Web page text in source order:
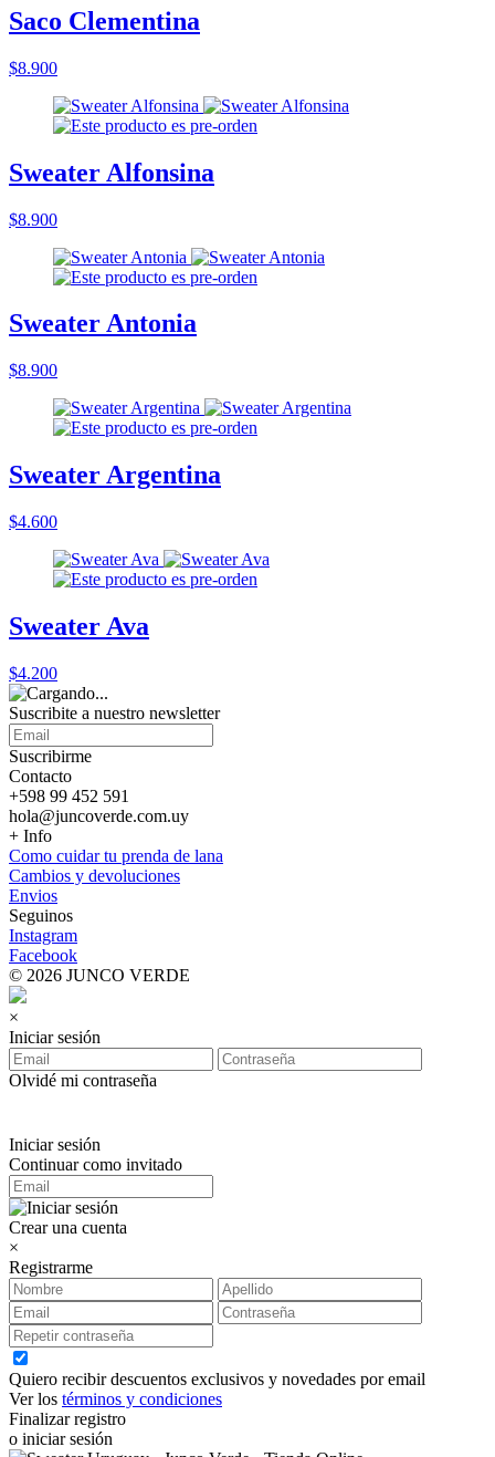
Saco Clementina
$8.900
Sweater Alfonsina
$8.900
Sweater Antonia
$8.900
Sweater Argentina
$4.600
Sweater Ava
$4.200
Suscribite a nuestro newsletter
Suscribirme
Contacto
+598 99 452 591
hola@juncoverde.com.uy
+ Info
Como cuidar tu prenda de lana
Cambios y devoluciones
Envios
Seguinos
Instagram
Facebook
© 2026 JUNCO VERDE
×
Iniciar sesión
Olvidé mi contraseña
Iniciar sesión
Continuar como invitado
Crear una cuenta
×
Registrarme
Quiero recibir descuentos exclusivos y novedades por email
Ver los términos y condiciones
Finalizar registro
o iniciar sesión